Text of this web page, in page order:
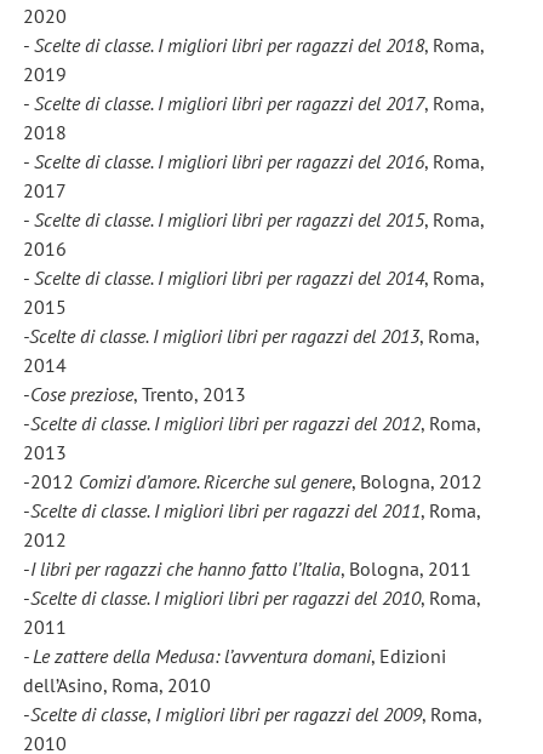
2020
- Scelte di classe. I migliori libri per ragazzi del 2018, Roma,
2019
- Scelte di classe. I migliori libri per ragazzi del 2017, Roma,
2018
- Scelte di classe. I migliori libri per ragazzi del 2016, Roma,
2017
- Scelte di classe. I migliori libri per ragazzi del 2015, Roma,
2016
- Scelte di classe. I migliori libri per ragazzi del 2014, Roma,
2015
-Scelte di classe. I migliori libri per ragazzi del 2013, Roma,
2014
-Cose preziose, Trento, 2013
-Scelte di classe. I migliori libri per ragazzi del 2012, Roma,
2013
-2012 Comizi d’amore. Ricerche sul genere, Bologna, 2012
-Scelte di classe. I migliori libri per ragazzi del 2011, Roma,
2012
-I libri per ragazzi che hanno fatto l’Italia, Bologna, 2011
-Scelte di classe. I migliori libri per ragazzi del 2010, Roma,
2011
- Le zattere della Medusa: l’avventura domani, Edizioni
dell’Asino, Roma, 2010
-Scelte di classe, I migliori libri per ragazzi del 2009, Roma,
2010